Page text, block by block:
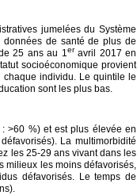
jumelées du Système
de santé de plus de
25 ans au 1er avril 2017 en
socioéconomique provient
individu. Le quintile le
sont les plus bas.
>60 %) et est plus élevée en
La multimorbidité
les 25-29 ans vivant dans les
milieux les moins défavorisés,
défavorisés. Le temps de